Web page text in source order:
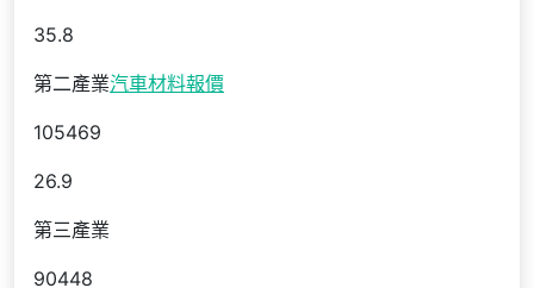
35.8
第二產業汽車材料報價
105469
26.9
第三產業
90448